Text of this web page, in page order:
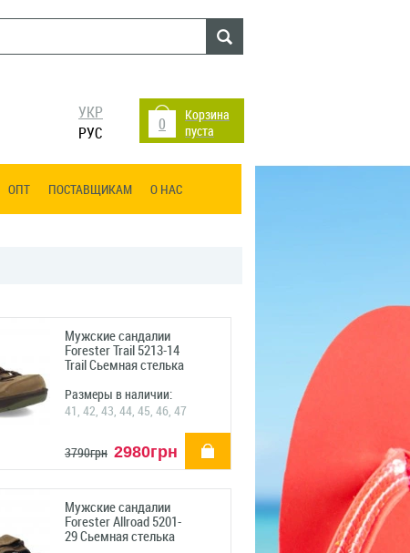
0
Корзина
пуста
УКР
РУС
ОПТ ПОСТАВЩИКАМ О НАС
Мужские сандалии
Forester Trail 5213-14
Trail Сьемная стелька
Размеры в наличии:
41, 42, 43, 44, 45, 46, 47
3790грн 2980грн
Мужские сандалии
Forester Allroad 5201-
29 Сьемная стелька